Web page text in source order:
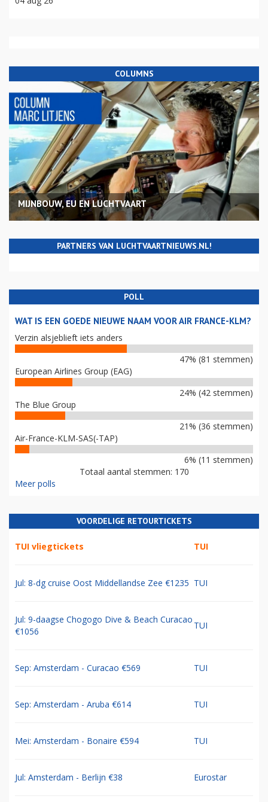
COLUMNS
MIJNBOUW, EU EN LUCHTVAART
PARTNERS VAN LUCHTVAARTNIEUWS.NL!
POLL
WAT IS EEN GOEDE NIEUWE NAAM VOOR AIR FRANCE-KLM?
Verzin alsjeblieft iets anders
47% (81 stemmen)
European Airlines Group (EAG)
24% (42 stemmen)
The Blue Group
21% (36 stemmen)
Air-France-KLM-SAS(-TAP)
6% (11 stemmen)
Totaal aantal stemmen: 170
Meer polls
VOORDELIGE RETOURTICKETS
TUI vliegtickets TUI
Jul: 8-dg cruise Oost Middellandse Zee €1235 TUI
Jul: 9-daagse Chogogo Dive & Beach Curacao
€1056
TUI
Sep: Amsterdam - Curacao €569 TUI
Sep: Amsterdam - Aruba €614 TUI
Mei: Amsterdam - Bonaire €594 TUI
Jul: Amsterdam - Berlijn €38 Eurostar